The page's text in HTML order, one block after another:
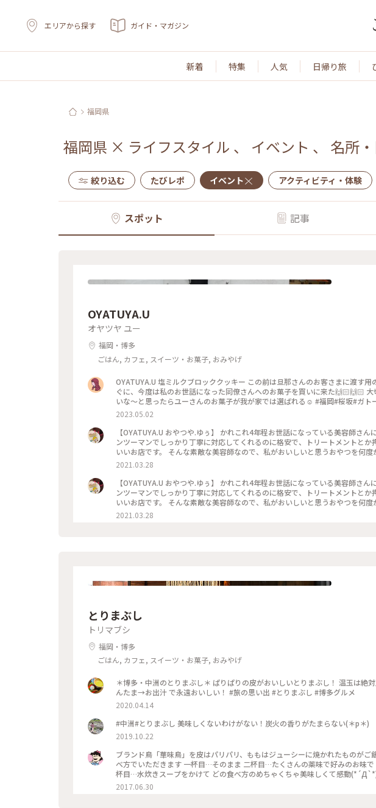
エリアから探す ガイド・マガジン
新着 特集 人気 日帰り旅
福岡県
福岡県 × ライフスタイル 、 イベント 、 名所
絞り込む たびレポ イベント アクティビティ・体験
スポット 記事
OYATUYA.U
オヤツヤ ユー
福岡・博多
ごはん, カフェ, スイーツ・お菓子, おみやげ
OYATUYA.U 塩ミルクブロッククッキー この前は旦那さんのお客さまに渡す用の焼き菓子を買いに来た🙌🏻その後す
ぐに、今度は私のお世話になった同僚さんへのお菓子を買いに来た🙌🏻🙌🏻 大切な人に何かかわいいお菓子渡した
いな〜と思ったらユーさんのお菓子
2023.05.02
【OYATUYA.U おやつや.ゆぅ】 かれこれ4年程お世話になっている美容師さんにいただきました¨̮♡︎ その美容室はマ
ンツーマンでしっかり丁寧に対応してくれるのに格安で、トリートメントと
いいお店です。 そんな素敵な美容師なので、私がおいしいと思うおやつを何
礼と言うことで準備してくれていました。 このガトーショコラは濃厚でねっとりした食感、ひとくち食べただけで
目と鼻の穴が大きくなってしまうぐらいおいしくて大満足なのですが、もちろんひ
こんなおいしいものをいただけて 私は幸せです( ¯ ¨̯ ¯̥̥ ) 開店前から行列が出来るのも頷けます。 ことりっぷにも早い
うちに投稿しなくちゃと思っていたお店です。
2021.03.28
【OYATUYA.U おやつや.ゆぅ】 かれこれ4年程お世話になっている美容師さんにいただきました¨̮♡︎ その美容室はマ
ンツーマンでしっかり丁寧に対応してくれるのに格安で、トリートメントと
いいお店です。 そんな素敵な美容師なので、私がおいしいと思うおやつを何
礼と言うことで準備してくれていました。 このガトーショコラは濃厚でねっとりした食感、ひとくち食べただけで
目と鼻の穴が大きくなってしまうぐらいおいしくて大満足なのですが、もちろんひ
2021.03.28
とりまぶし
トリマブシ
福岡・博多
ごはん, カフェ, スイーツ・お菓子, おみやげ
＊博多・中洲のとりまぶし＊ ぱりぱりの皮がおいしいとりまぶし！ 温玉は
んたま→お出汁 で永遠おいしい！ #旅の思い出 #とりまぶし #博多グルメ
2020.04.14
#中洲#とりまぶし 美味しくないわけがない！炭火の香りがたまらない(＊p＊)
2019.10.22
ブランド鳥「華味鳥」を皮はパリパリ、ももはジューシーに焼かれたものが
べ方でいただきます 一杯目…そのまま 二杯目…たくさんの薬味で好みのお味
2017.06.30